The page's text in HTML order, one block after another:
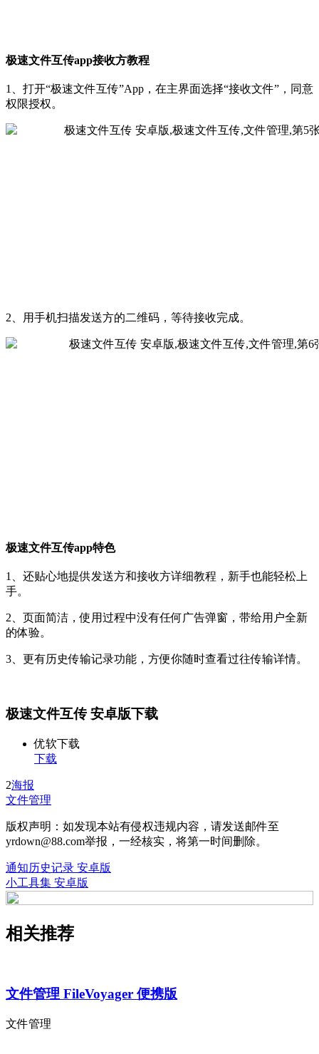
极速文件互传app接收方教程
1、打开“极速文件互传”App，在主界面选择“接收文件”，同意
权限授权。
2、用手机扫描发送方的二维码，等待接收完成。
极速文件互传app特色
1、还贴心地提供发送方和接收方详细教程，新手也能轻松上
手。
2、页面简洁，使用过程中没有任何广告弹窗，带给用户全新
的体验。
3、更有历史传输记录功能，方便你随时查看过往传输详情。
极速文件互传 安卓版下载
优软下载
下载
2海报
文件管理
版权声明：如发现本站有侵权违规内容，请发送邮件至
yrdown@88.com举报，一经核实，将第一时间删除。
通知历史记录 安卓版
小工具集 安卓版
相关推荐
文件管理 FileVoyager 便携版
文件管理